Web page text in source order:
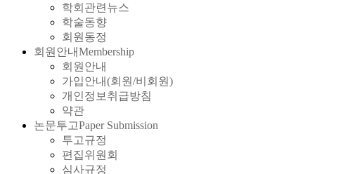
학회관련뉴스
학술동향
회원동정
회원안내Membership
회원안내
가입안내(회원/비회원)
개인정보취급방침
약관
논문투고Paper Submission
투고규정
편집위원회
심사규정